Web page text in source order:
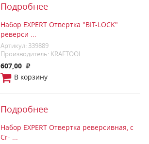
Подробнее
Набор EXPERT Отвертка "BIT-LOCK"
реверси ...
Артикул: 339889
Производитель: KRAFTOOL
607,00
В корзину
Подробнее
Набор EXPERT Отвертка реверсивная, с
Cr- ...